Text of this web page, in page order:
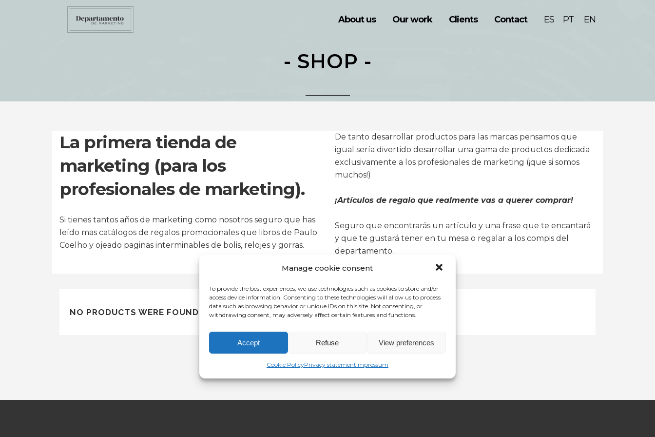
Manage cookie consent
To provide the best experiences, we use technologies such as cookies to store and/or
access device information. Consenting to these technologies will allow us to process
data such as browsing behavior or unique IDs on this site. Not consenting, or
withdrawing consent, may adversely affect certain features and functions.
Accept Refuse View preferences
Cookie PolicyPrivacy statementImpressum
About us Our work Clients Contact ESPAÑOL ENGLISH
- SHOP -
La primera tienda de
marketing (para los
profesionales de marketing).
Si tienes tantos años de marketing como nosotros seguro que has
leído mas catálogos de regalos promocionales que libros de Paulo
Coelho y ojeado paginas interminables de bolis, relojes y gorras.
De tanto desarrollar productos para las marcas pensamos que
igual sería divertido desarrollar una gama de productos dedicada
exclusivamente a los profesionales de marketing (¡que si somos
muchos!)
¡Artículos de regalo que realmente vas a querer comprar!
Seguro que encontrarás un artículo y una frase que te encantará
y que te gustará tener en tu mesa o regalar a los compis del
departamento.
NO PRODUCTS WERE FOUND MATCHING YOUR SELECTION.